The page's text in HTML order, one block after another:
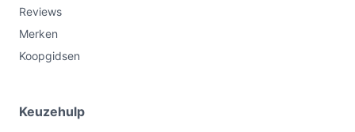
Reviews
Merken
Koopgidsen
Keuzehulp